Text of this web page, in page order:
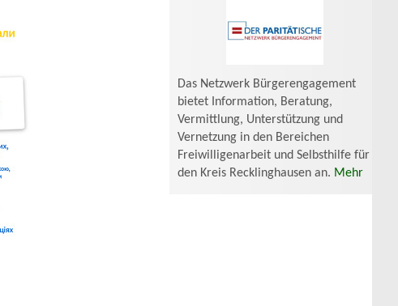
Das Netzwerk Bürgerengagement
bietet Information, Beratung,
Vermittlung, Unterstützung und
Vernetzung in den Bereichen
Freiwilligenarbeit und Selbsthilfe für
den Kreis Recklinghausen an. Mehr